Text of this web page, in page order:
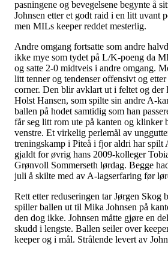
pasningene og bevegelsene begynte å
Johnsen etter et godt raid i en litt uvant
men MILs keeper reddet mesterlig.
Andre omgang fortsatte som andre
ikke mye som tydet på L/K-poeng da
og satte 2-0 midtveis i andre omgang.
litt tenner og tendenser offensivt og
corner. Den blir avklart ut i feltet og
Holst Hansen, som spilte sin andre A-
ballen på hodet samtidig som han
får seg litt rom ute på kanten og klinker
venstre. Et virkelig perlemål av
treningskamp i Piteå i fjor aldri har spilt
gjaldt for øvrig hans 2009-kolleger
Grønvoll Sommerseth lørdag. Begge
juli å skilte med av A-lagserfaring før
Rett etter reduseringen tar Jørgen Skog
spiller ballen ut til Mika Johnsen på
den dog ikke. Johnsen måtte gjøre en
skudd i lengste. Ballen seiler over
keeper og i mål. Strålende levert av